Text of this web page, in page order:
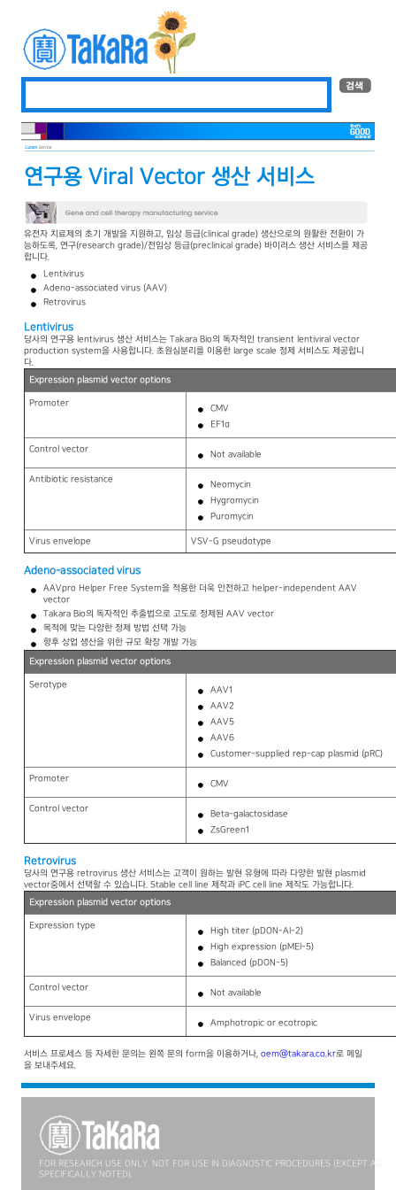
연구용 Viral Vector 생산 서비스
유전자 치료제의 초기 개발을 지원하고, 임상 등급(clinical grade) 생산으로의 원활한 전환이 가
능하도록, 연구(research grade)/전임상 등급(preclinical grade) 바이러스 생산 서비스를 제공
합니다.
Lentivirus
Adeno-associated virus (AAV)
Retrovirus
Lentivirus
당사의 연구용 lentivirus 생산 서비스는 Takara Bio의 독자적인 transient lentiviral vector
production system을 사용합니다. 초원심분리를 이용한 large scale 정제 서비스도 제공합니
다.
Expression plasmid vector options
Promoter
CMV
EF1α
Control vector
Not available
Antibiotic resistance
Neomycin
Hygromycin
Puromycin
Virus envelope VSV-G pseudotype
Adeno-associated virus
AAVpro Helper Free System을 적용한 더욱 안전하고 helper-independent AAV
vector
Takara Bio의 독자적인 추출법으로 고도로 정제된 AAV vector
목적에 맞는 다양한 정제 방법 선택 가능
향후 상업 생산을 위한 규모 확장 개발 가능
Expression plasmid vector options
Serotype
AAV1
AAV2
AAV5
AAV6
Customer-supplied rep-cap plasmid (pRC)
Promoter
CMV
Control vector
Beta-galactosidase
ZsGreen1
Retrovirus
당사의 연구용 retrovirus 생산 서비스는 고객이 원하는 발현 유형에 따라 다양한 발현 plasmid
vector중에서 선택할 수 있습니다. Stable cell line 제작과 iPC cell line 제작도 가능합니다.
Expression plasmid vector options
Expression type
High titer (pDON-AI-2)
High expression (pMEI-5)
Balanced (pDON-5)
Control vector
Not available
Virus envelope
Amphotropic or ecotropic
서비스 프로세스 등 자세한 문의는 왼쪽 문의 form을 이용하거나, oem@takara.co.kr로 메일
을 보내주세요.
FOR RESEARCH USE ONLY. NOT FOR USE IN DIAGNOSTIC PROCEDURES (EXCEPT AS
SPECIFICALLY NOTED).